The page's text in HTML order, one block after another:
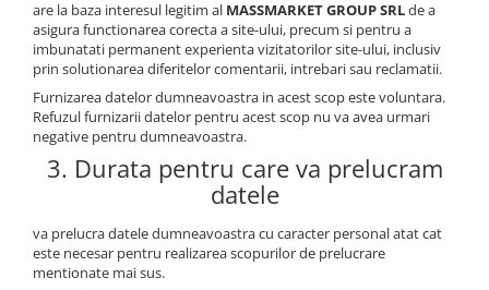
are la baza interesul legitim al MASSMARKET GROUP SRLde a
asigura functionarea corecta a site-ului, precum si pentru a
imbunatati permanent experienta vizitatorilor site-ului, inclusiv
prin solutionarea diferitelor comentarii, intrebari sau reclamatii.
Furnizarea datelor dumneavoastra in acest scop este voluntara.
Refuzul furnizarii datelor pentru acest scop nu va avea urmari
negative pentru dumneavoastra.
3. Durata pentru care va prelucram
datele
va prelucra datele dumneavoastra cu caracter personal atat cat
este necesar pentru realizarea scopurilor de prelucrare
mentionate mai sus.